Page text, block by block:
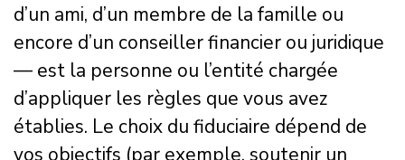
d’un ami, d’un membre de la famille ou
encore d’un conseiller financier ou juridique
— est la personne ou l’entité chargée
d’appliquer les règles que vous avez
établies. Le choix du fiduciaire dépend de
vos objectifs (par exemple, soutenir un